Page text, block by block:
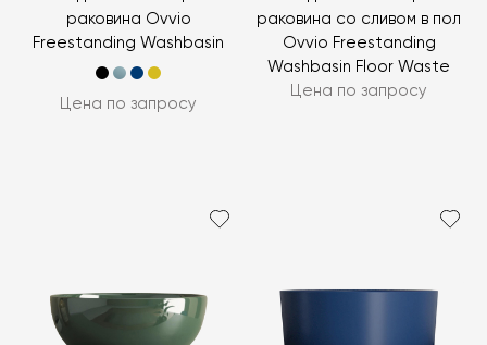
раковина Ovvio
Freestanding Washbasin
Цена по запросу
раковина со сливом в пол
Ovvio Freestanding
Washbasin Floor Waste
Цена по запросу